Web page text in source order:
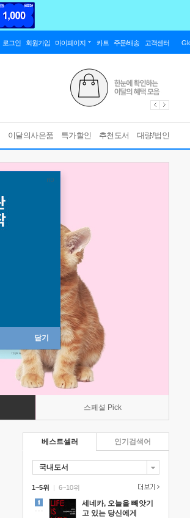
로그인 회원가입 마이페이지 카트 주문/배송 고객센터
이달의사은품 특가할인 추천도서 대량/법인
닫기
스페셜 Pick
베스트셀러
국내도서
1~5위 |
세네카, 오늘을 빼앗기
고 있는 당신에게
6~10위
인기검색어